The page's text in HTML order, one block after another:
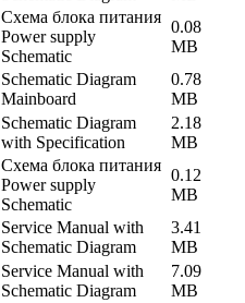
Схема блока питания
Power supply
Schematic
0.08
MB
Schematic Diagram
Mainboard
0.78
MB
Schematic Diagram
with Specification
2.18
MB
Схема блока питания
Power supply
Schematic
0.12
MB
Service Manual with
Schematic Diagram
3.41
MB
Service Manual with
Schematic Diagram
7.09
MB